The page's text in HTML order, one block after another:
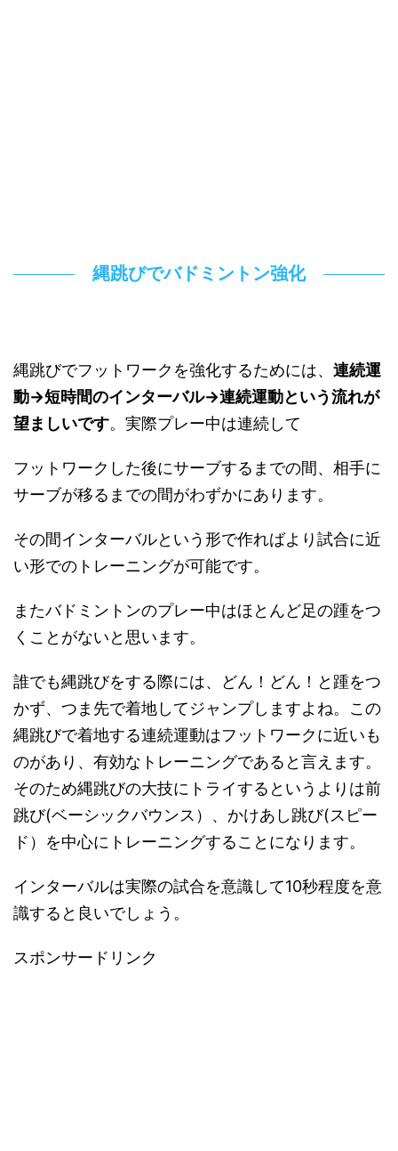
縄跳びでバドミントン強化
縄跳びでフットワークを強化するためには、 連続運
動→短時間のインターバル→連続運動という流れが
望ましいです。実際プレー中は連続して
フットワークした後にサーブするまでの間、相手に
サーブが移るまでの間がわずかにあります。
その間インターバルという形で作ればより試合に近
い形でのトレーニングが可能です。
またバドミントンのプレー中はほとんど足の踵をつ
くことがないと思います。
誰でも縄跳びをする際には、どん！どん！と踵をつ
かず、つま先で着地してジャンプしますよね。この
縄跳びで着地する連続運動はフットワークに近いも
のがあり、有効なトレーニングであると言えます。
そのため縄跳びの大技にトライするというよりは前
跳び(ベーシックバウンス）、かけあし跳び(スピー
ド）を中心にトレーニングすることになります。
インターバルは実際の試合を意識して10秒程度を意
識すると良いでしょう。
スポンサードリンク